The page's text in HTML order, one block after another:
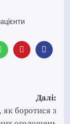
Далі:
як боротися з